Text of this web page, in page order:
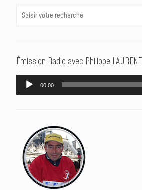
Émission Radio avec Philippe LAURENT
Lecteur
audio
00:00